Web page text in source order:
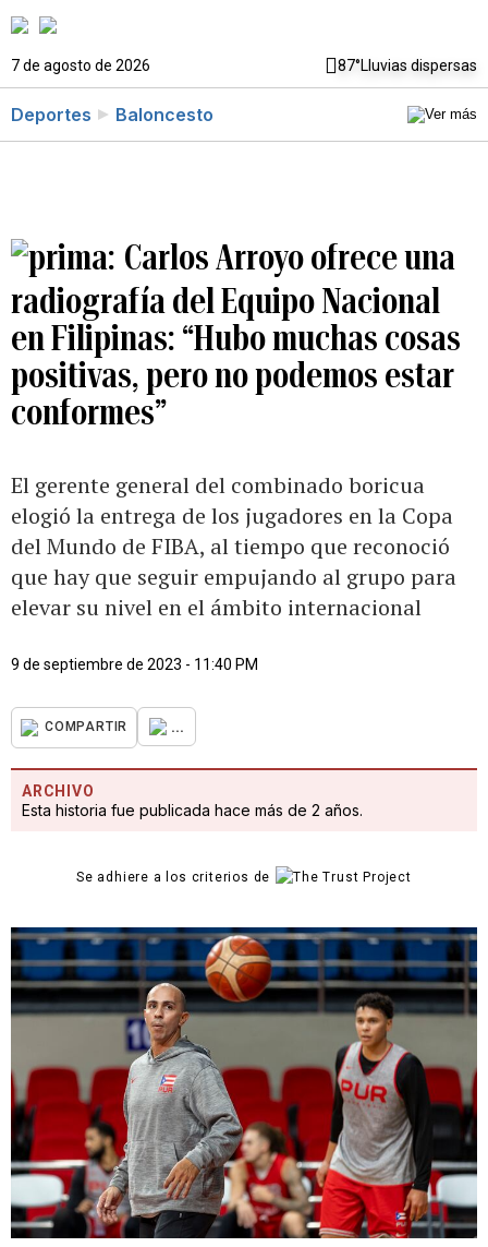
7 de agosto de 2026 87°Lluvias dispersas
Deportes Baloncesto
Carlos Arroyo ofrece una
radiografía del Equipo Nacional
en Filipinas: “Hubo muchas cosas
positivas, pero no podemos estar
conformes”
El gerente general del combinado boricua
elogió la entrega de los jugadores en la Copa
del Mundo de FIBA, al tiempo que reconoció
que hay que seguir empujando al grupo para
elevar su nivel en el ámbito internacional
9 de septiembre de 2023 - 11:40 PM
COMPARTIR ...
ARCHIVO
Esta historia fue publicada hace más de 2 años.
Se adhiere a los criterios de